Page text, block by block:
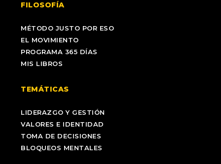
FILOSOFÍA
MÉTODO JUSTO POR ESO
EL MOVIMIENTO
PROGRAMA 365 DÍAS
MIS LIBROS
TEMÁTICAS
LIDERAZGO Y GESTIÓN
VALORES E IDENTIDAD
TOMA DE DECISIONES
BLOQUEOS MENTALES